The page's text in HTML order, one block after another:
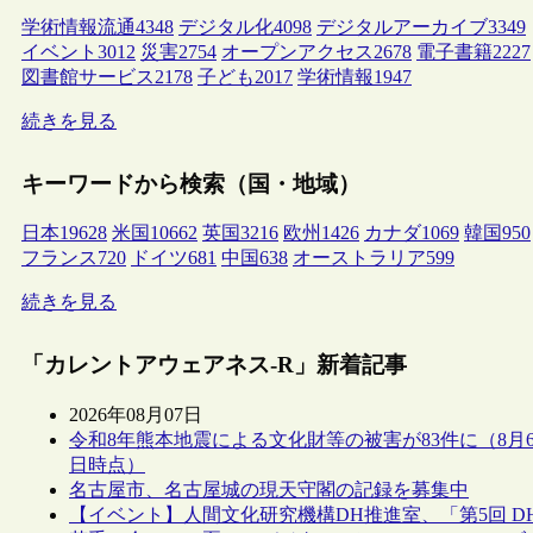
学術情報流通4348 デジタル化4098 デジタルアーカイブ3349
イベント 3012 災害2754 オープンアクセス2678 電子書籍2227
図書館サービス2178 子ども2017 学術情報1947
続きを見る
キーワードから検索（国・地域）
日本19628 米国 10662 英国3216 欧州 1426 カナダ1069 韓国950
フランス720 ドイツ681 中国638 オーストラリア599
続きを見る
「カレントアウェアネス-R」新着記事
2026年08月07日
令和8年熊本地震による文化財等の被害が83件に（8月
日時点）
名古屋市、名古屋城の現天守閣の記録を募集中
【イベント】人間文化研究機構DH推進室、「第5回